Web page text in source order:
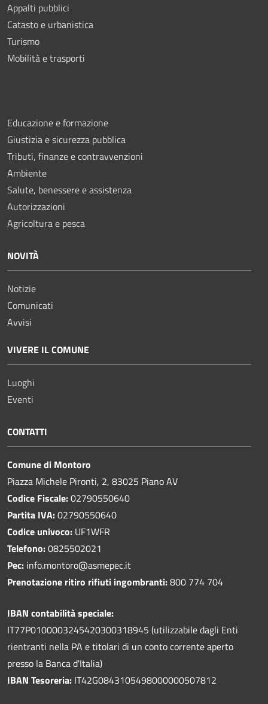
Appalti pubblici
Catasto e urbanistica
Turismo
Mobilità e trasporti
Educazione e formazione
Giustizia e sicurezza pubblica
Tributi, finanze e contravvenzioni
Ambiente
Salute, benessere e assistenza
Autorizzazioni
Agricoltura e pesca
NOVITÀ
Notizie
Comunicati
Avvisi
VIVERE IL COMUNE
Luoghi
Eventi
CONTATTI
Comune di Montoro
Piazza Michele Pironti, 2, 83025 Piano AV
Codice Fiscale:02790550640
Partita IVA:02790550640
Codice univoco: UF1WFR
Telefono:0825502021
Pec: info.montoro@asmepec.it
Prenotazione ritiro rifiuti ingombranti:800 774 704
IBAN contabilità speciale:
IT77P0100003245420300318945 (utilizzabile dagli Enti
rientranti nella PA e titolari di un conto corrente aperto
presso la Banca d'Italia)
IBAN Tesoreria: IT42G0843105498000000507812